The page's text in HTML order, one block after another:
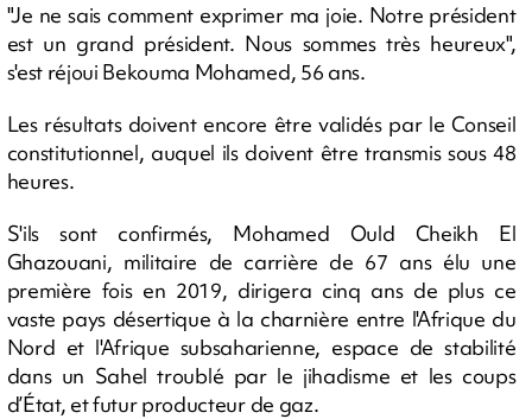
"Je ne sais comment exprimer ma joie. Notre président
est un grand président. Nous sommes très heureux",
s'est réjoui Bekouma Mohamed, 56 ans.
Les résultats doivent encore être validés par le Conseil
constitutionnel, auquel ils doivent être transmis sous 48
heures.
S'ils sont confirmés, Mohamed Ould Cheikh El
Ghazouani, militaire de carrière de 67 ans élu une
première fois en 2019, dirigera cinq ans de plus ce
vaste pays désertique à la charnière entre l'Afrique du
Nord et l'Afrique subsaharienne, espace de stabilité
dans un Sahel troublé par le jihadisme et les coups
d’État, et futur producteur de gaz.